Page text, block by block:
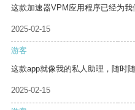
这款加速器VPM应用程序已经为我
2025-02-15
游客
这款app就像我的私人助理，随时
2025-02-15